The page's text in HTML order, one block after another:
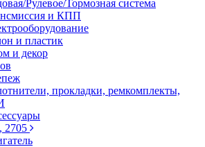
Рулевое/Тормозная система
и КПП
и пластик
и декор
прокладки, ремкомплекты,
2705